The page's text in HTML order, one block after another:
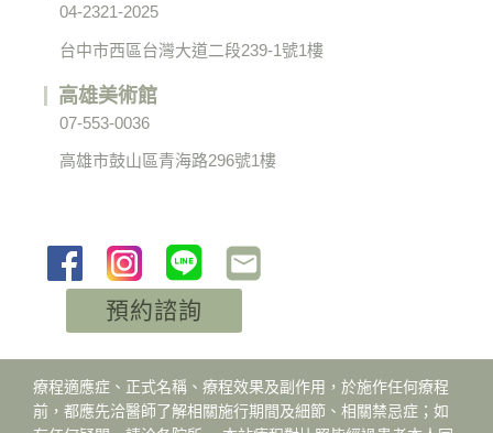
04-2321-2025
台中市西區台灣大道二段239-1號1樓
高雄美術館
07-553-0036
高雄市鼓山區青海路296號1樓
預約諮詢
療程適應症、正式名稱、療程效果及副作用，於施作任何療程
前，都應先洽醫師了解相關施行期間及細節、相關禁忌症；如